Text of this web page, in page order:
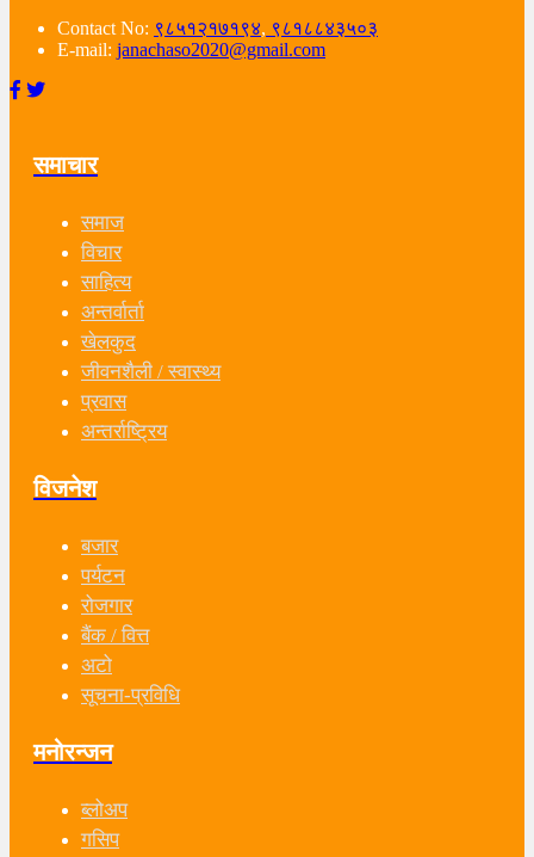
Contact No: ९८५१२१७१९४, ९८१८८४३५०३
E-mail: janachaso2020@gmail.com
समाचार
समाज
विचार
साहित्य
अन्तर्वार्ता
खेलकुद
जीवनशैली / स्वास्थ्य
प्रवास
अन्तर्राष्ट्रिय
विजनेश
बजार
पर्यटन
रोजगार
बैंक / वित्त
अटो
सूचना-प्रविधि
मनोरन्जन
ब्लोअप
गसिप